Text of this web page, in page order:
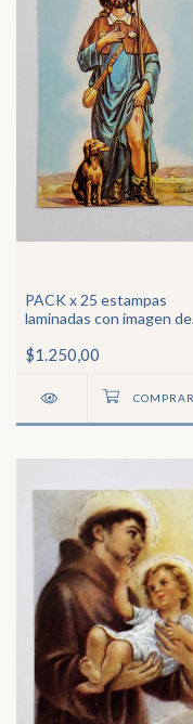
PACK x 25 estampas
laminadas con imagen de
$1.250,00